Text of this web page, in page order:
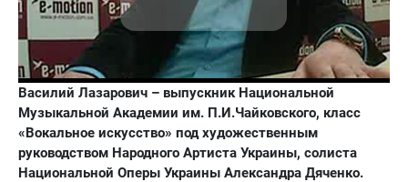
Василий Лазарович – выпускник Национальной
Музыкальной Академии им. П.И.Чайковского, класс
«Вокальное искусство» под художественным
руководством Народного Артиста Украины, солиста
Национальной Оперы Украины Александра Дяченко.